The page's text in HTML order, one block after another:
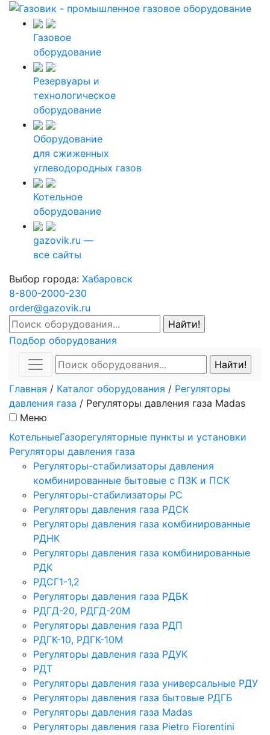
Газовое
оборудование
Резервуары и
технологическое
оборудование
Оборудование
для сжиженных
углеводородных газов
Котельное
оборудование
gazovik.ru —
все сайты
Выбор города: Хабаровск
8-800-2000-230
order@gazovik.ru
Подбор оборудования
Главная / Каталог оборудования / Регуляторы
давления газа / Регуляторы давления газа Madas
Меню
КотельныеГазорегуляторные пункты и установки
Регуляторы давления газа
Регуляторы-стабилизаторы давления
комбинированные бытовые с ПЗК и ПСК
Регуляторы-стабилизаторы РС
Регуляторы давления газа РДСК
Регуляторы давления газа комбинированные
РДНК
Регуляторы давления газа комбинированные
РДК
РДСГ1-1,2
Регуляторы давления газа РДБК
РДГД-20, РДГД-20М
Регуляторы давления газа РДП
РДГК-10, РДГК-10М
Регуляторы давления газа РДУК
РДТ
Регуляторы давления газа универсальные РДУ
Регуляторы давления газа бытовые РДГБ
Регуляторы давления газа Madas
Регуляторы давления газа Рietro Fiorentini